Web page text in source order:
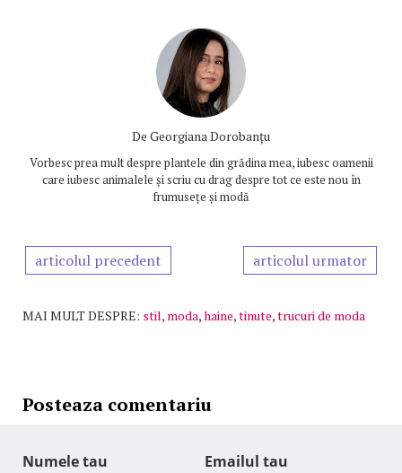
De Georgiana Dorobanțu
Vorbesc prea mult despre plantele din grădina mea, iubesc oamenii
care iubesc animalele și scriu cu drag despre tot ce este nou în
frumusețe și modă
articolul precedent articolul urmator
MAI MULT DESPRE: stil, moda,haine,tinute,trucuri de moda
Posteaza comentariu
Numele tau Emailul tau